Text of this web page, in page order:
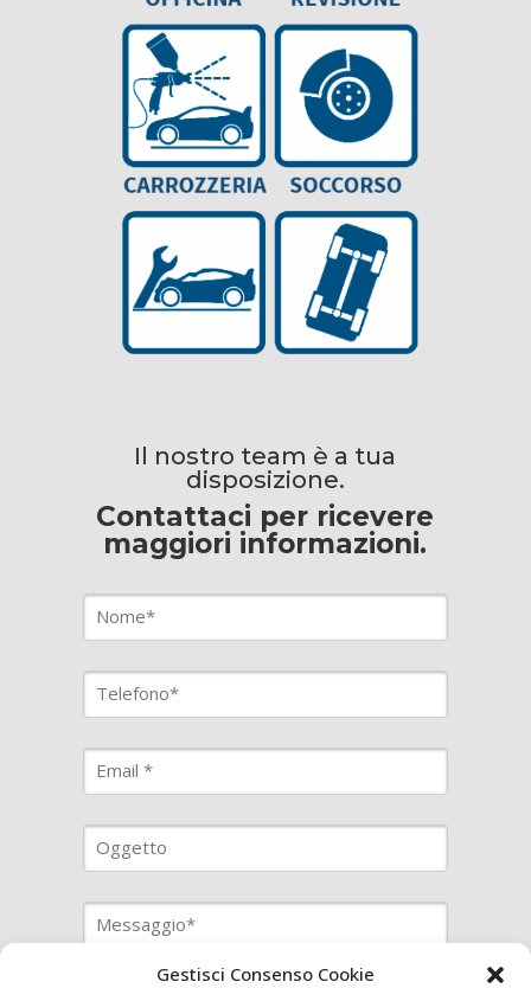
Gestisci Consenso Cookie
Il nostro team è a tua
disposizione.
Contattaci per ricevere
maggiori informazioni.